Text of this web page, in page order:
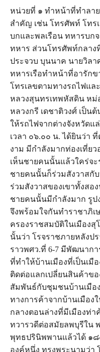
หน่วยที่ ๑ ทำหน้าที่ทำลา
สำคัญ เช่น โทรศัพท์ โทร
บกและพลเรือน ทหารบก
ทหาร ส่วนโทรศัพท์กลาง
ประจวบ บุนนาค นายวิล
ทหารเรือทำหน้าที่อารัก
โทรเลขตามทางรถไฟแ
หลวงสุนทรเทพหัสดิน ห
หลวงกรี เดชาติวงศ์ เป็น
ให้รถไฟจากต่างจังหวัดแ
เวลา ๐๖.๐๐ น. ได้ยินว่า
งาม มีกำลังมากท่องเที่ย
เห็นชายคนนั้นแล้วใคร่จ
ชายคนนั้นก็ร่วมสังวาสกั
ร่วมสังวาสของเขาทั้งสอ
ชายคนนั้นมีกำลังมาก รูป
จึงพร้อมใจกันทำราชาภิ
ครองราชสมบัติในเมือง
นั้นว่า โรจราชภายหลังป
ราวพศว.ที่ 6-7 มีพัฒนากา
ที่ทำให้บ้านเมืองที่เป็นเมื
ติดต่อแลกเปลี่ยนสินค้าข
สัมพันธ์กับชุมชนบ้านเมือ
ทางการค้าจากบ้านเมือง
กลางตอนล่างที่มีเมืองท่
ทวารวดีต่อสมัยลพบุรีใน
พุทธปรินิพพานแล้วได้ ๑
องค์หนึ่ง ทรงพระนามว่า